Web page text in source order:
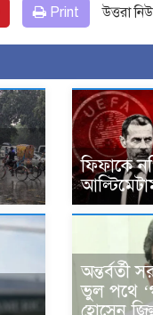
Print উত্তরা
ফিফাকে
অন্তর্বর্তী
ভুল পথে